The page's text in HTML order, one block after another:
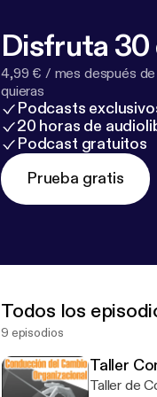
Disfruta
4,99 € / mes después de
quieras
Podcasts
20 horas de
Podcast gratuitos
Prueba gratis
Todos los
9 episodios
Taller
Taller de